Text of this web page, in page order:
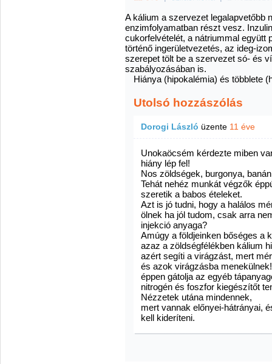
A kálium a szervezet legalapvetőbb
enzimfolyamatban részt vesz.
cukorfelvételét, a nátriummal együtt
történő ingerületvezetés, az ideg-
szerepet tölt be a szervezet só- és
szabályozásában is.
Hiánya (hipokalémia) és többlete
Utolsó hozzászólás
Dorogi László üzente 11 éve
Unokaöcsém kérdezte miben
hiány lép fel!
Nos zöldségek, burgonya,
Tehát nehéz munkát végzők
szeretik a babos ételeket.
Azt is jó tudni, hogy a halálos
ölnek ha jól tudom, csak arra
injekció anyaga?
Amúgy a földjeinken bőséges a
azaz a zöldségfélékben kálium
azért segíti a virágzást, mert
és azok virágzásba
éppen gátolja az egyéb
nitrogén és foszfor kiegészítőt
Nézzetek utána mindennek,
mert vannak előnyei-hátrányai,
kell kideríteni.